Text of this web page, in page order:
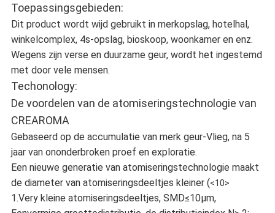
Toepassingsgebieden:
Dit product wordt wijd gebruikt in merkopslag, hotelhal,
winkelcomplex, 4s-opslag, bioskoop, woonkamer en enz.
Wegens zijn verse en duurzame geur, wordt het ingestemd
met door vele mensen.
Techonology:
De voordelen van de atomiseringstechnologie van
CREAROMA
Gebaseerd op de accumulatie van merk geur-Vlieg, na 5
jaar van ononderbroken proef en exploratie.
Een nieuwe generatie van atomiseringstechnologie maakt
de diameter van atomiseringsdeeltjes kleiner (<10>
1.Very kleine atomiseringsdeeltjes, SMD≤10μm,